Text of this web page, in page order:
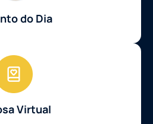
do Dia
Virtual